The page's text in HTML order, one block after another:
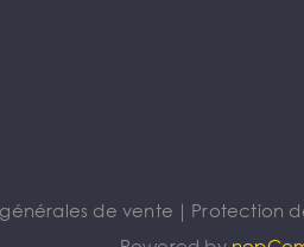
de vente ｜ Protection